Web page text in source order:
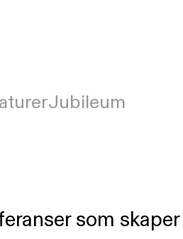
Jubileum
som skaper